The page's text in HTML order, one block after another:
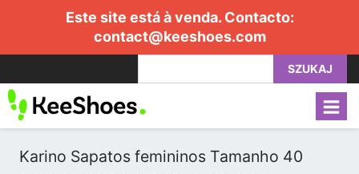
Este site está à venda. Contacto:
contact@keeshoes.com
SZUKAJ
Karino Sapatos femininos Tamanho 40